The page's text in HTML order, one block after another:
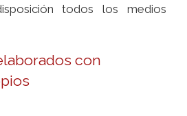
todos los medios
con